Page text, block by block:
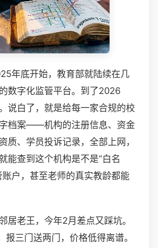
年底开始，教育部就陆续在几
数字化监管平台。到了2026
说白了，就是给每一家合规的校
档案——机构的注册信息、资金
质、学员投诉记录，全部上网，
能查到这个机构是不是“白名
户，甚至老师的真实教龄都能
居老王，今年2月差点又踩坑。
报三门送两门，价格低得离谱。